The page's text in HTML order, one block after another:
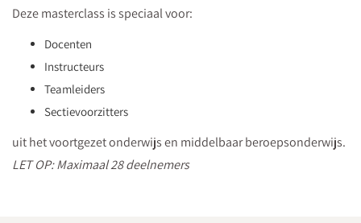
Deze masterclass is speciaal voor:
Docenten
Instructeurs
Teamleiders
Sectievoorzitters
uit het voortgezet onderwijs en middelbaar beroepsonderwijs.
LET OP: Maximaal 28 deelnemers